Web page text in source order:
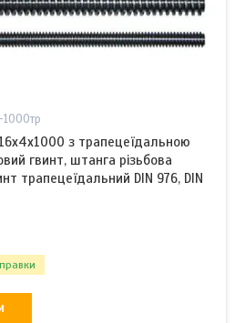
з трапецеїдальною
гвинт, штанга різьбова
трапецеїдальний DIN 976, DIN